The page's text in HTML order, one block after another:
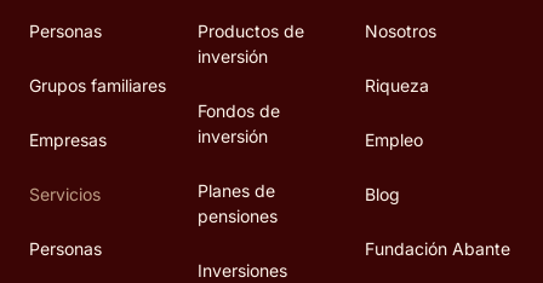
Personas
Grupos familiares
Empresas
Servicios
Personas
Productos de
inversión
Fondos de
inversión
Planes de
pensiones
Inversiones
Nosotros
Riqueza
Empleo
Blog
Fundación Abante